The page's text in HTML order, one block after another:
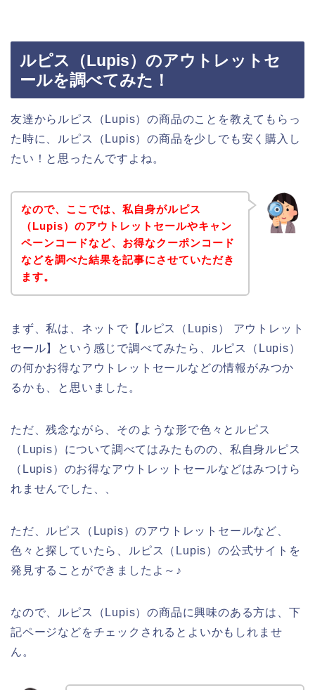
ルピス（Lupis）のアウトレットセ
ールを調べてみた！
友達からルピス（Lupis）の商品のことを教えてもらっ
た時に、ルピス（Lupis）の商品を少しでも安く購入し
たい！と思ったんですよね。
なので、ここでは、私自身がルピス
（Lupis）のアウトレットセールやキャン
ペーンコードなど、お得なクーポンコード
などを調べた結果を記事にさせていただき
ます。
まず、私は、ネットで【ルピス（Lupis） アウトレット
セール】という感じで調べてみたら、ルピス（Lupis）
の何かお得なアウトレットセールなどの情報がみつか
るかも、と思いました。
ただ、残念ながら、そのような形で色々とルピス
（Lupis）について調べてはみたものの、私自身ルピス
（Lupis）のお得なアウトレットセールなどはみつけら
れませんでした、、
ただ、ルピス（Lupis）のアウトレットセールなど、
色々と探していたら、ルピス（Lupis）の公式サイトを
発見することができましたよ～♪
なので、ルピス（Lupis）の商品に興味のある方は、下
記ページなどをチェックされるとよいかもしれませ
ん。